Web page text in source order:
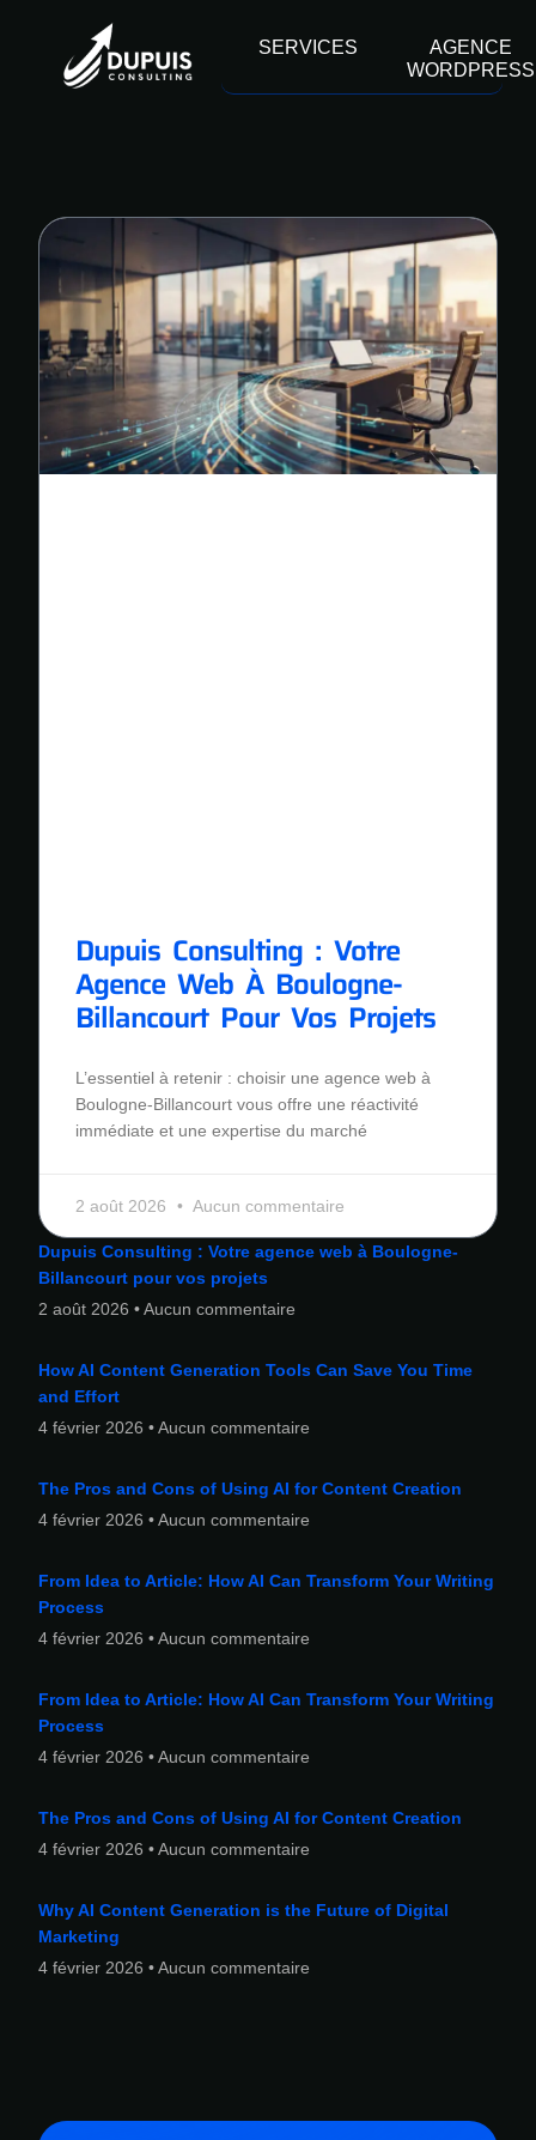
SERVICES
AGENCE
WORDPRESS
Dupuis Consulting : Votre
Agence Web À Boulogne-
Billancourt Pour Vos Projets
L’essentiel à retenir : choisir une agence web à
Boulogne-Billancourt vous offre une réactivité
immédiate et une expertise du marché
2 août 2026 Aucun commentaire
Dupuis Consulting : Votre agence web à Boulogne-
Billancourt pour vos projets
2 août 2026
Aucun commentaire
How AI Content Generation Tools Can Save You Time
and Effort
4 février 2026
Aucun commentaire
The Pros and Cons of Using AI for Content Creation
4 février 2026
Aucun commentaire
From Idea to Article: How AI Can Transform Your Writing
Process
4 février 2026
Aucun commentaire
From Idea to Article: How AI Can Transform Your Writing
Process
4 février 2026
Aucun commentaire
The Pros and Cons of Using AI for Content Creation
4 février 2026
Aucun commentaire
Why AI Content Generation is the Future of Digital
Marketing
4 février 2026
Aucun commentaire